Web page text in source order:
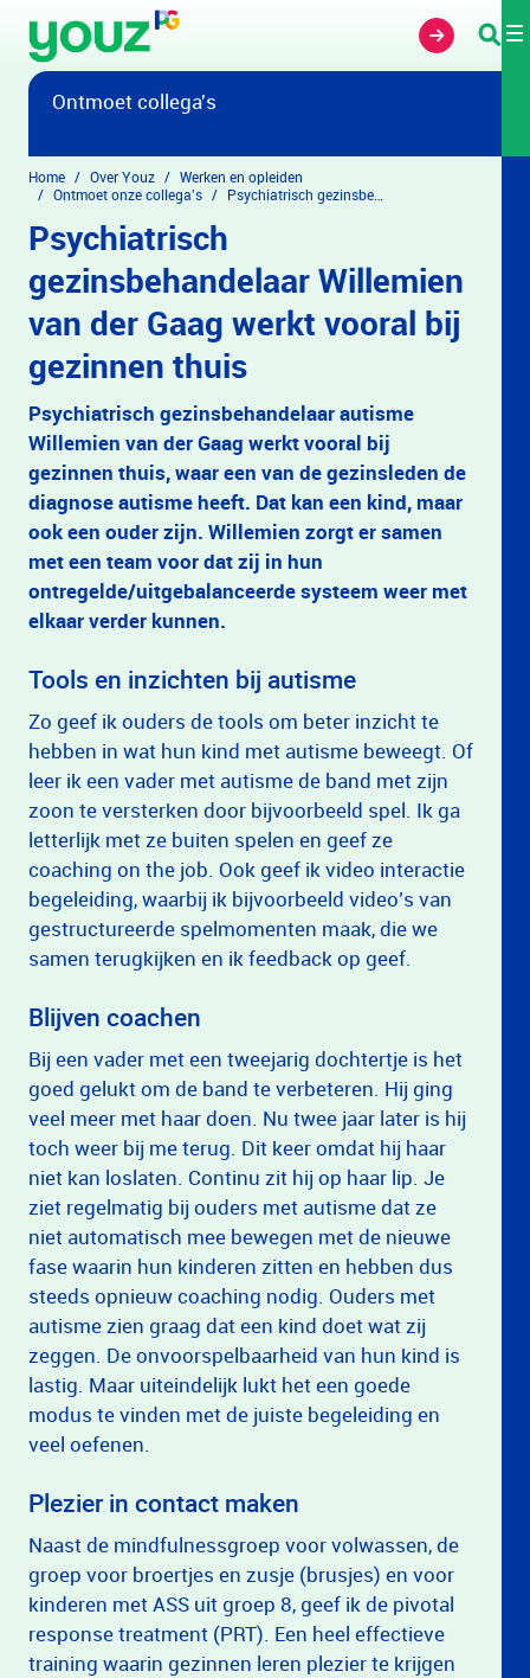
Overslaan en naar hoofdinhoud gaan
Ontmoet collega's
Home Over Youz
Werken en opleiden
Ontmoet onze collega's
Psychiatrisch
gezinsbehandelaar Willemien
van der Gaag werkt vooral bij
gezinnen thuis
Psychiatrisch gezinsbehandelaar autisme
Willemien van der Gaag werkt vooral bij
gezinnen thuis, waar een van de gezinsleden de
diagnose autisme heeft. Dat kan een kind, maar
ook een ouder zijn. Willemien zorgt er samen
met een team voor dat zij in hun
ontregelde/uitgebalanceerde systeem weer met
elkaar verder kunnen.
Tools en inzichten bij autisme
Zo geef ik ouders de tools om beter inzicht te
hebben in wat hun kind met autisme beweegt. Of
leer ik een vader met autisme de band met zijn
zoon te versterken door bijvoorbeeld spel. Ik ga
letterlijk met ze buiten spelen en geef ze
coaching on the job. Ook geef ik video interactie
begeleiding, waarbij ik bijvoorbeeld video’s van
gestructureerde spelmomenten maak, die we
samen terugkijken en ik feedback op geef.
Blijven coachen
Bij een vader met een tweejarig dochtertje is het
goed gelukt om de band te verbeteren. Hij ging
veel meer met haar doen. Nu twee jaar later is hij
toch weer bij me terug. Dit keer omdat hij haar
niet kan loslaten. Continu zit hij op haar lip. Je
ziet regelmatig bij ouders met autisme dat ze
niet automatisch mee bewegen met de nieuwe
fase waarin hun kinderen zitten en hebben dus
steeds opnieuw coaching nodig. Ouders met
autisme zien graag dat een kind doet wat zij
zeggen. De onvoorspelbaarheid van hun kind is
lastig. Maar uiteindelijk lukt het een goede
modus te vinden met de juiste begeleiding en
veel oefenen.
Plezier in contact maken
Naast de mindfulnessgroep voor volwassen, de
groep voor broertjes en zusje (brusjes) en voor
kinderen met ASS uit groep 8, geef ik de pivotal
response treatment (PRT). Een heel effectieve
training waarin gezinnen leren plezier te krijgen